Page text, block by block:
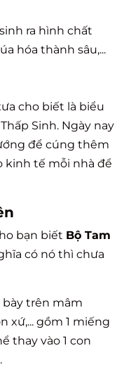
ra hình chất
hóa thành sâu,...
cho biết là biểu
Sinh. Ngày nay
để cúng thêm
kinh tế mỗi nhà để
bạn biết Bộ Tam
có nó thì chưa
bày trên mâm
xứ,... gồm 1 miếng
thay vào 1 con